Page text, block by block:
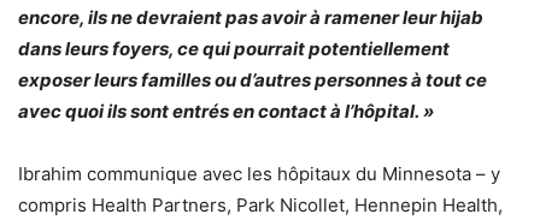
encore, ils ne devraient pas avoir à ramener leur hijab
dans leurs foyers, ce qui pourrait potentiellement
exposer leurs familles ou d’autres personnes à tout ce
avec quoi ils sont entrés en contact à l’hôpital. »
Ibrahim communique avec les hôpitaux du Minnesota – y
compris Health Partners, Park Nicollet, Hennepin Health,